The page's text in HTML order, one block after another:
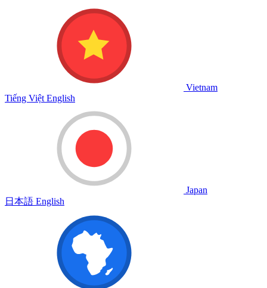
Vietnam
Tiếng Việt English
Japan
日本語 English